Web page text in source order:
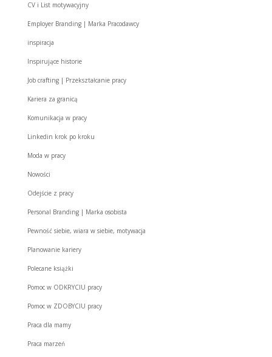
CV i List motywacyjny
Employer Branding | Marka Pracodawcy
inspiracja
Inspirujące historie
Job crafting | Przekształcanie pracy
Kariera za granicą
Komunikacja w pracy
Linkedin krok po kroku
Moda w pracy
Nowości
Odejście z pracy
Personal Branding | Marka osobista
Pewność siebie, wiara w siebie, motywacja
Planowanie kariery
Polecane książki
Pomoc w ODKRYCIU pracy
Pomoc w ZDOBYCIU pracy
Praca dla mamy
Praca marzeń